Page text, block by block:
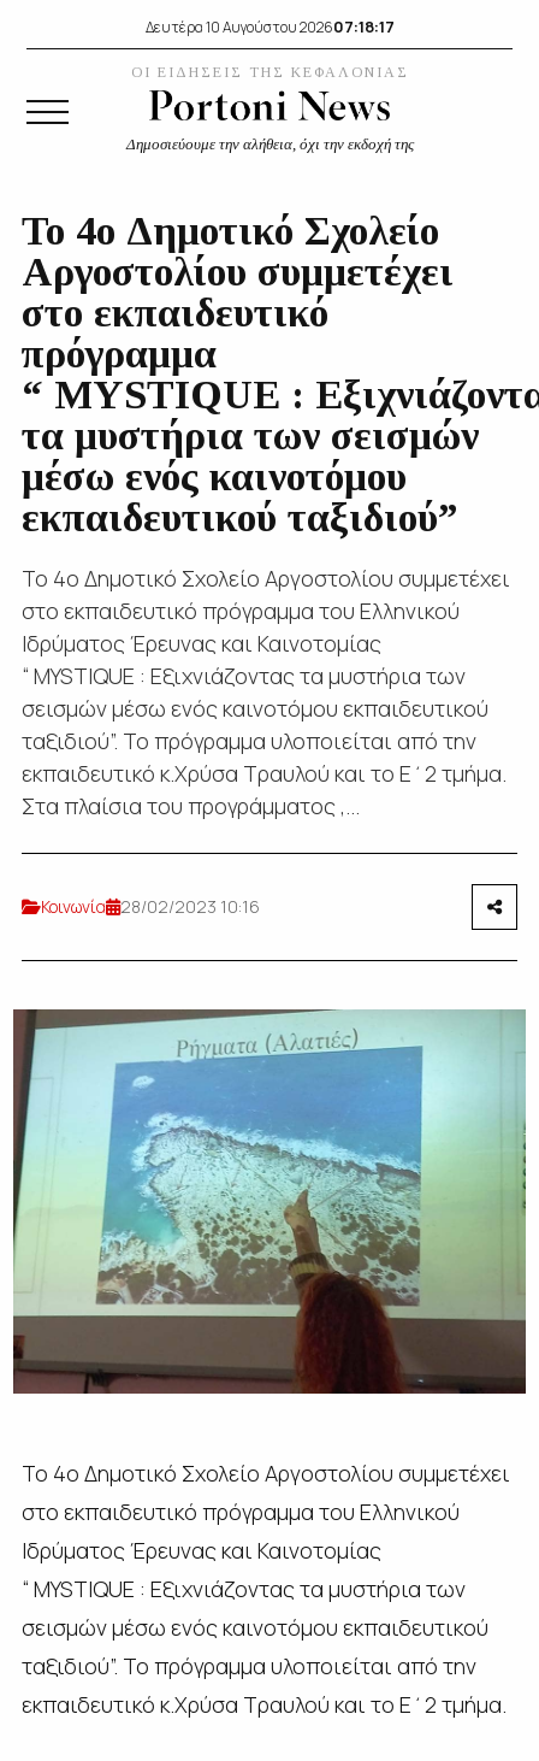
Δευτέρα 10 Αυγούστου 202607:18:18
ΟΙ ΕΙΔΗΣΕΙΣ ΤΗΣ ΚΕΦΑΛΟΝΙΑΣ
Δημοσιεύουμε την αλήθεια, όχι την εκδοχή της
Το 4ο Δημοτικό Σχολείο
Αργοστολίου συμμετέχει
στο εκπαιδευτικό
πρόγραμμα
“ MYSTIQUE :
τα μυστήρια των σεισμών
μέσω ενός καινοτόμου
εκπαιδευτικού ταξιδιού”
Το 4ο Δημοτικό Σχολείο Αργοστολίου συμμετέχει
στο εκπαιδευτικό πρόγραμμα του Ελληνικού
Ιδρύματος Έρευνας και Καινοτομίας
“ MYSTIQUE : Εξιχνιάζοντας τα μυστήρια των
σεισμών μέσω ενός καινοτόμου εκπαιδευτικού
ταξιδιού”. Το πρόγραμμα υλοποιείται από την
εκπαιδευτικό κ.Χρύσα Τραυλού και το Ε΄2 τμήμα.
Στα πλαίσια του προγράμματος ,...
Κοινωνία 28/02/2023 10:16
Το 4ο Δημοτικό Σχολείο Αργοστολίου συμμετέχει
στο εκπαιδευτικό πρόγραμμα του Ελληνικού
Ιδρύματος Έρευνας και Καινοτομίας
“ MYSTIQUE : Εξιχνιάζοντας τα μυστήρια των
σεισμών μέσω ενός καινοτόμου εκπαιδευτικού
ταξιδιού”. Το πρόγραμμα υλοποιείται από την
εκπαιδευτικό κ.Χρύσα Τραυλού και το Ε΄2 τμήμα.